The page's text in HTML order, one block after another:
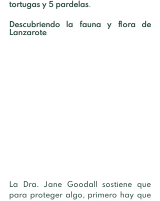
tortugas y 5 pardelas.
Descubriendo la fauna y flora de
Lanzarote
La Dra. Jane Goodall sostiene que
para proteger algo, primero hay que